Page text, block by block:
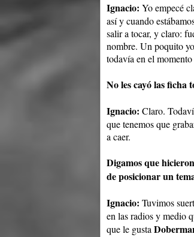
Ignacio: Yo empecé
así y cuando
salir a tocar, y claro:
nombre. Un poquito
todavía en el
No les cayó las ficha
Ignacio: Claro.
que tenemos que
a caer.
Digamos que
de posicionar un
Ignacio: Tuvimos
en las radios y medio
que le gusta